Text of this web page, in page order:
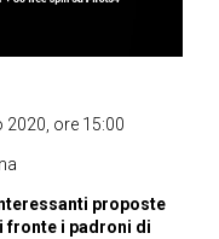
ore 15:00
proposte
fronte i padroni di